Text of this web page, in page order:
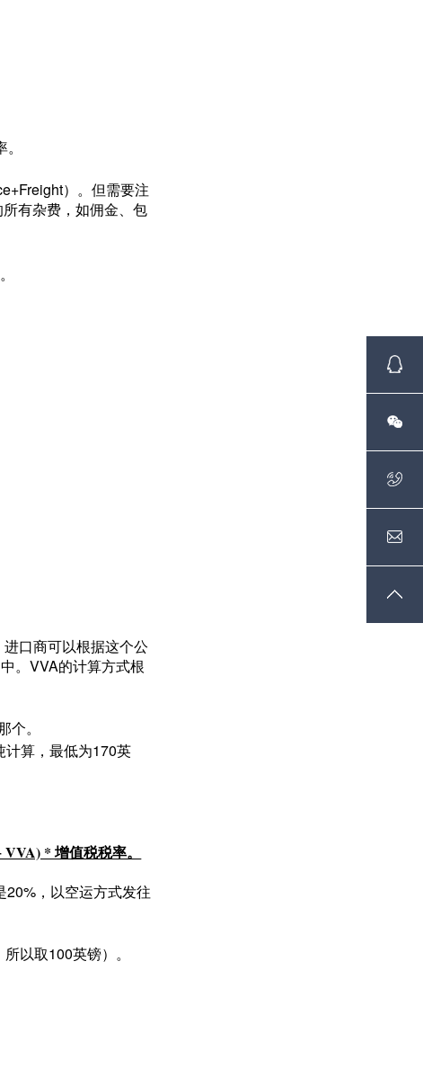
）。但需要注
有杂费，如佣金、包
口商可以根据这个公
。VVA的计算方式根
。
计算，最低为170英
* 增值税税率。
，以空运方式发往
以取100英镑）。